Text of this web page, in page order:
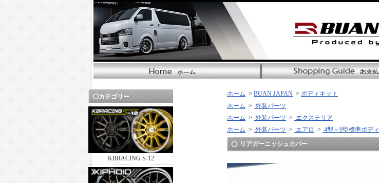
BUAN JAPAN
カテゴリー
KBRACING S-12
ホーム > BUAN JAPAN > ボディキット
ホーム > 外装パーツ
ホーム > 外装パーツ > エクステリア
ホーム > 外装パーツ > エアロ > 4型～9型標準ボディ
リアガーニッシュカバー